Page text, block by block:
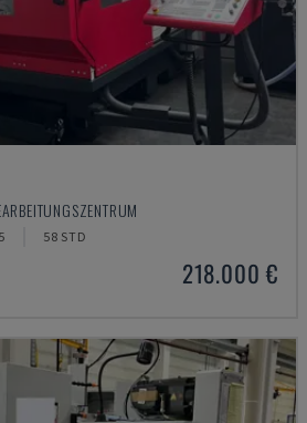
58 STD
218.000 €